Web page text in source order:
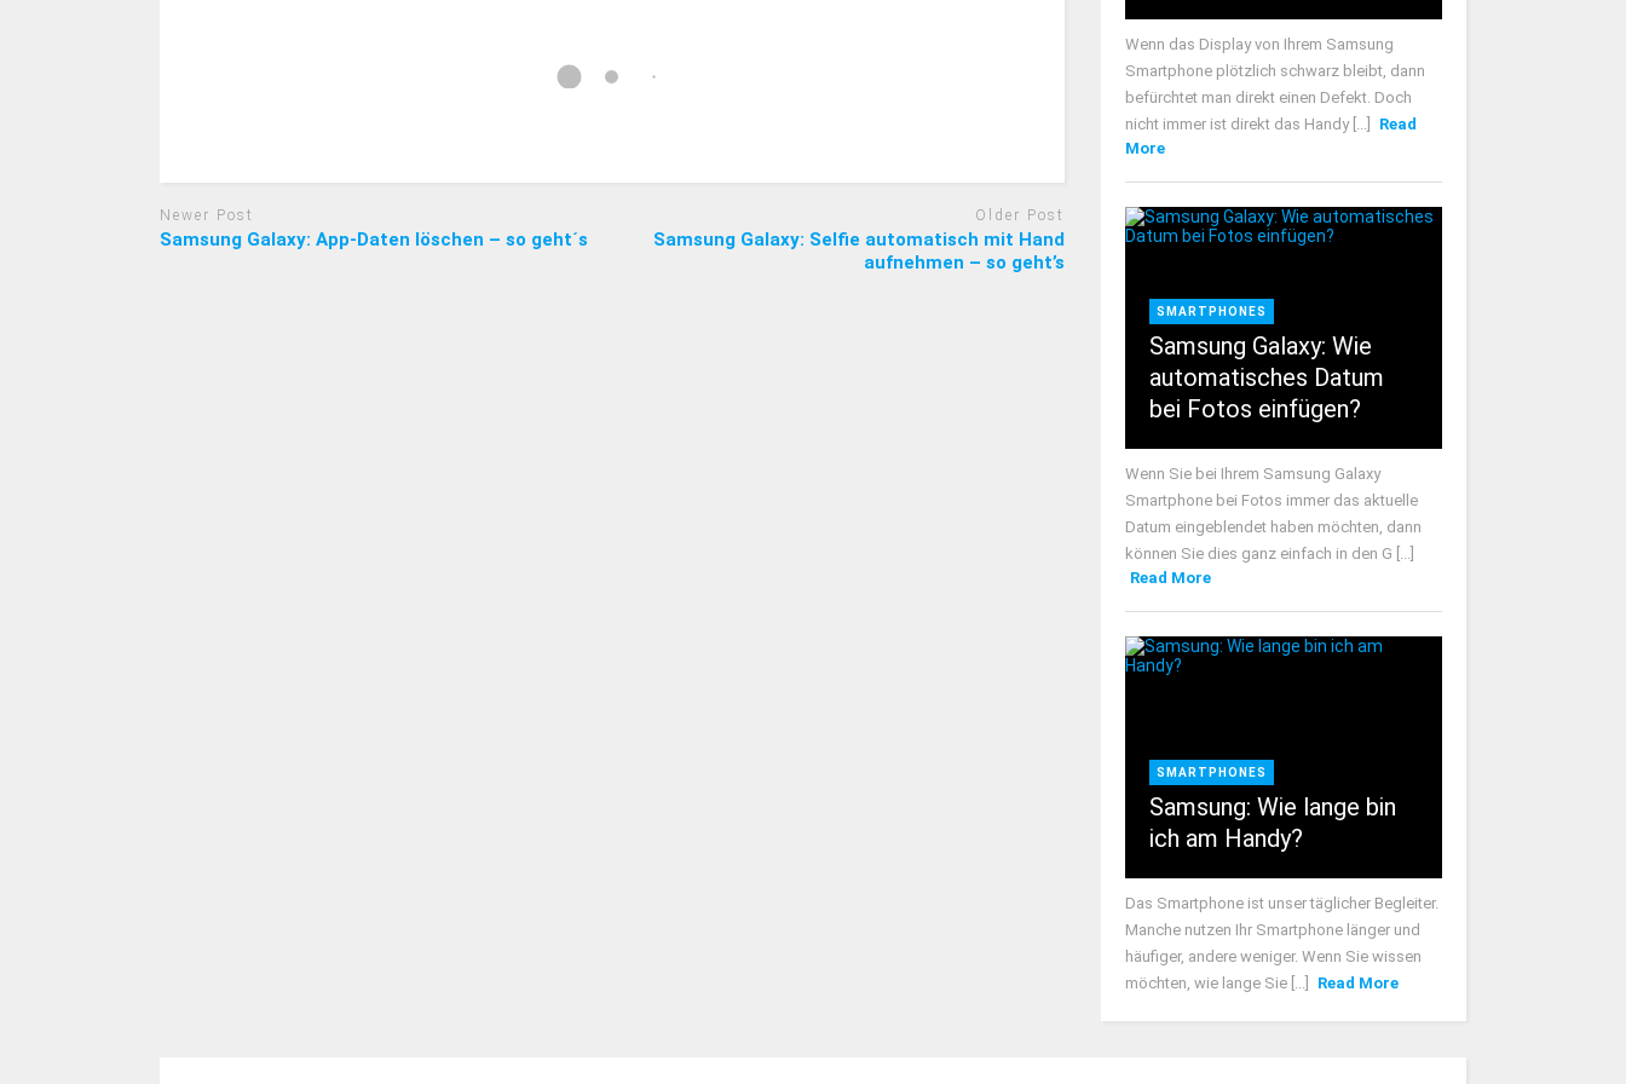
Newer Post
Samsung Galaxy: App-Daten löschen – so geht´s
Older Post
Samsung Galaxy: Selfie automatisch mit Hand
aufnehmen – so geht’s
Wenn das Display von Ihrem Samsung
Smartphone plötzlich schwarz bleibt, dann
befürchtet man direkt einen Defekt. Doch
nicht immer ist direkt das Handy [...]
Read
More
SMARTPHONES
Samsung Galaxy: Wie
automatisches Datum
bei Fotos einfügen?
Wenn Sie bei Ihrem Samsung Galaxy
Smartphone bei Fotos immer das aktuelle
Datum eingeblendet haben möchten, dann
können Sie dies ganz einfach in den G [...]
Read More
SMARTPHONES
Samsung: Wie lange bin
ich am Handy?
Das Smartphone ist unser täglicher Begleiter.
Manche nutzen Ihr Smartphone länger und
häufiger, andere weniger. Wenn Sie wissen
möchten, wie lange Sie [...]
Read More